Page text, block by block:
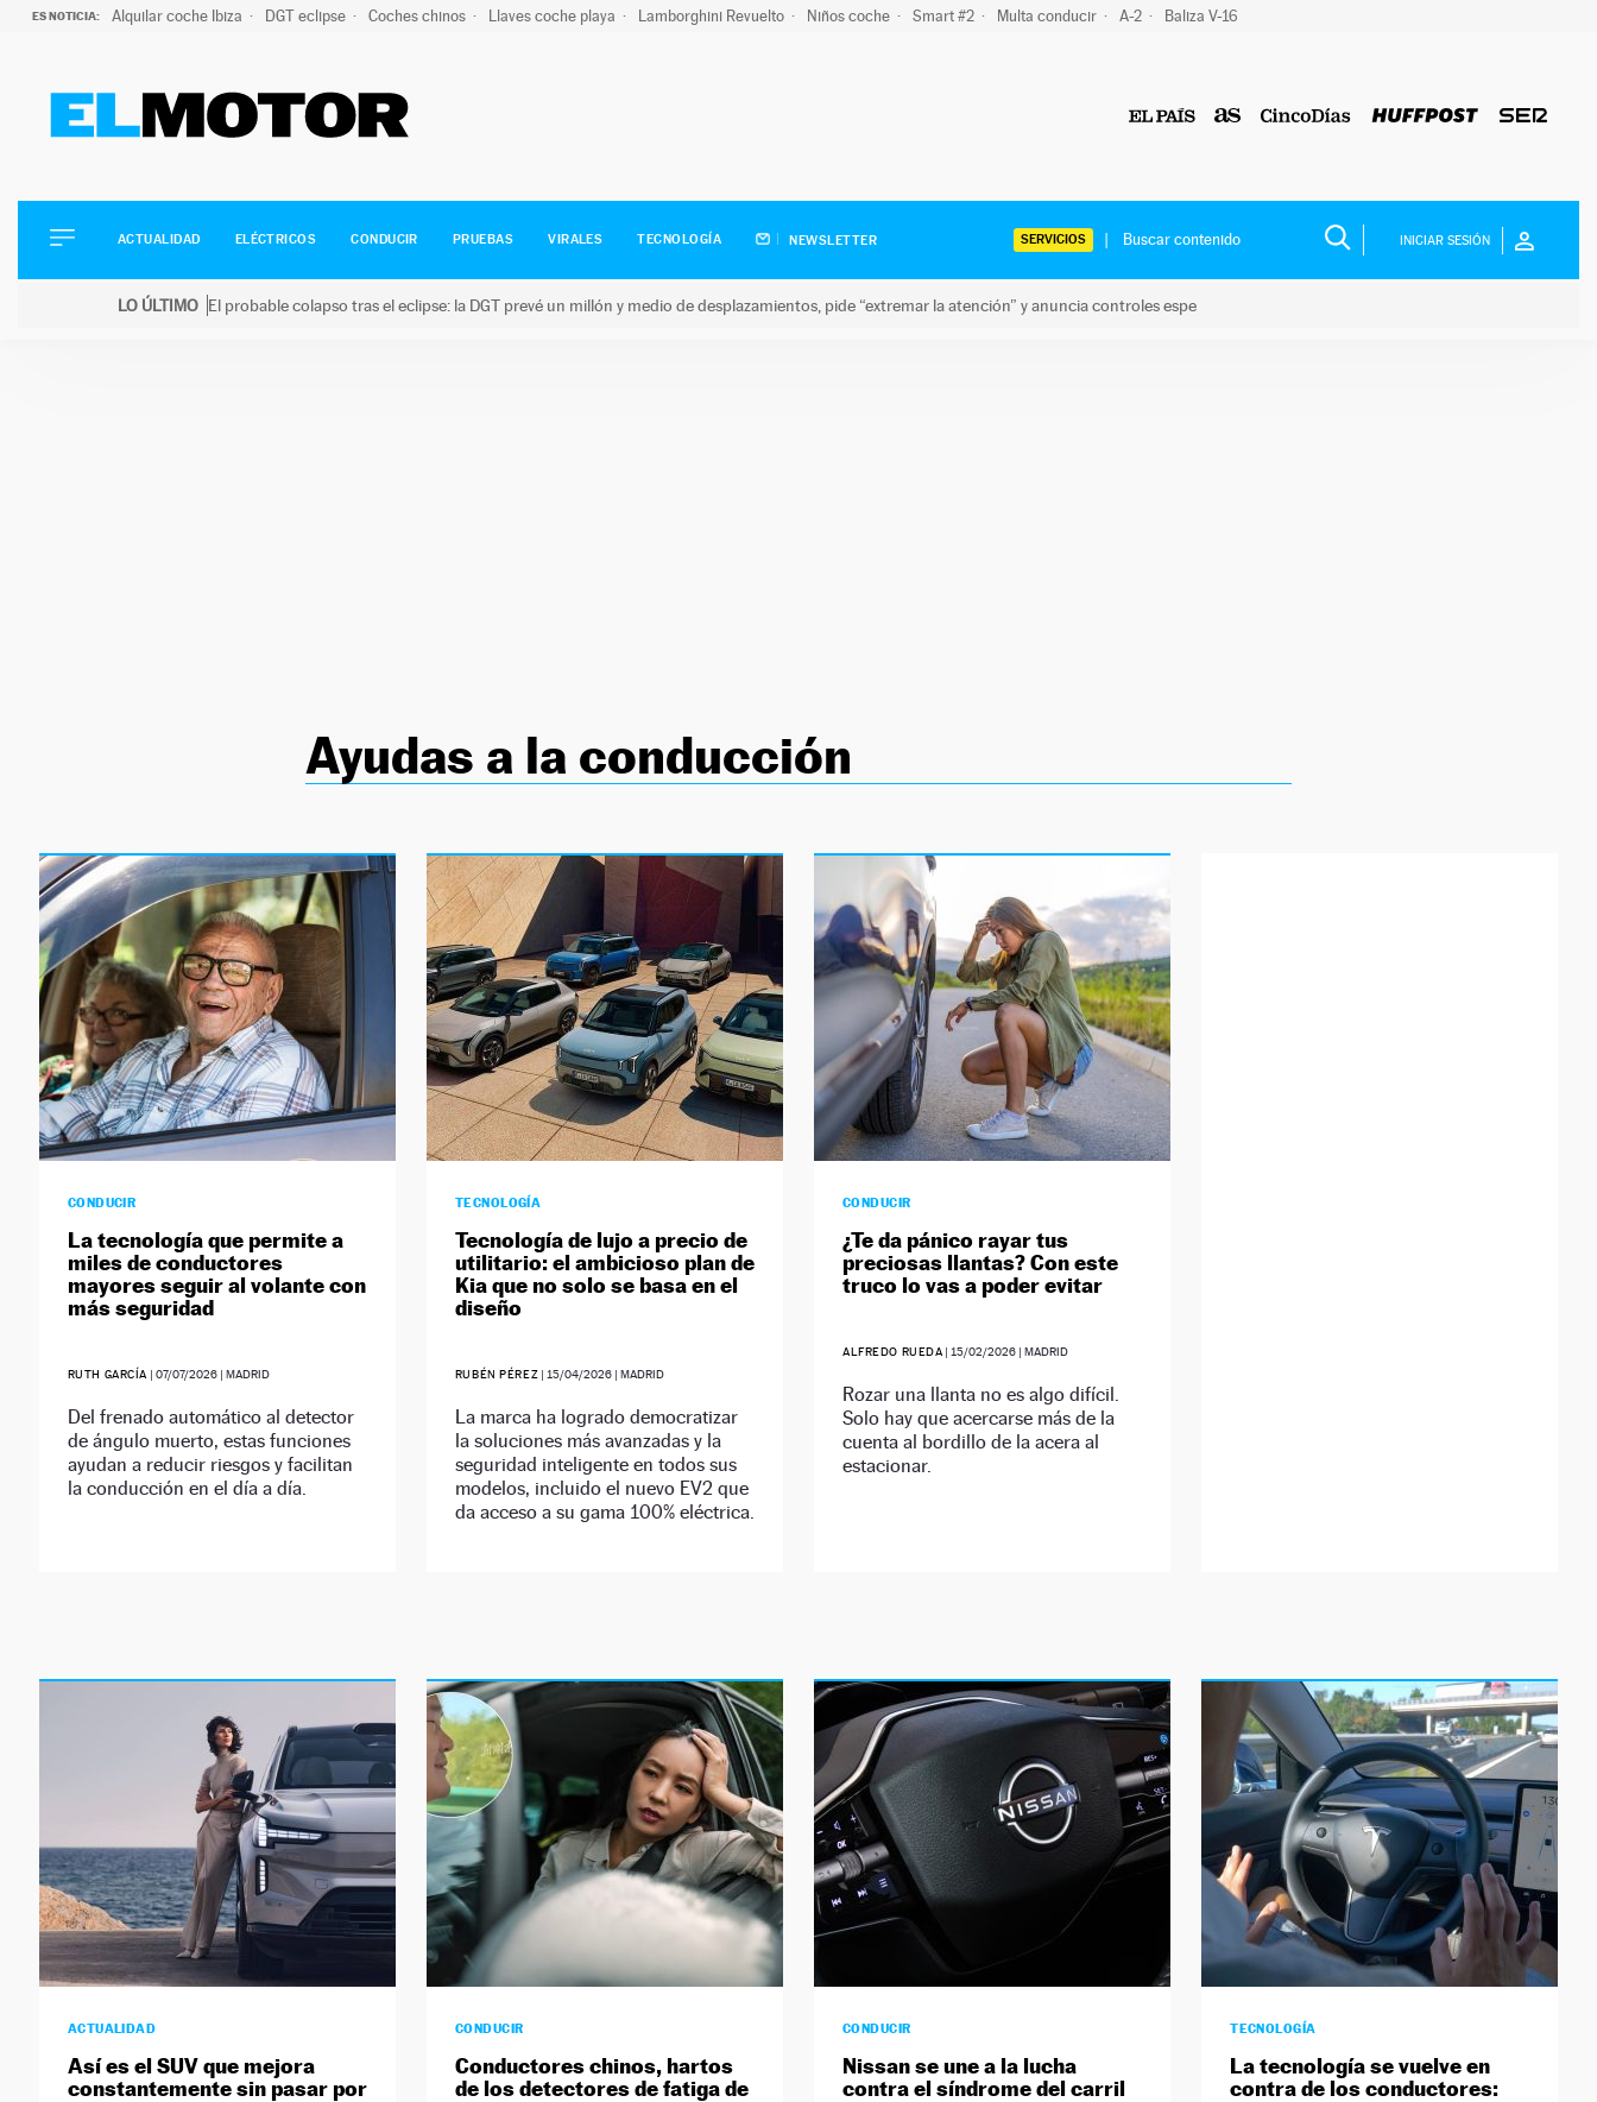
ES NOTICIA: Alquilar coche Ibiza DGT eclipse Coches chinos Llaves coche playa Lamborghini Revuelto Niños coche Smart #2 Multa conducir A-2 Baliza V-16
ELÉCTRICOS
CONDUCIR
ACTUALIDAD ELÉCTRICOS CONDUCIR PRUEBAS VIRALES TECNOLOGÍA NEWSLETTER SERVICIOS INICIAR SESIÓN
LO ÚLTIMO El probable colapso tras el eclipse: la DGT prevé un millón y medio de desplazamientos, pide “extremar la atención” y anuncia controles espe
Ayudas a la conducción
CONDUCIR
La tecnología que permite a
miles de conductores
mayores seguir al volante con
más seguridad
RUTH GARCÍA |07/07/2026 | MADRID
Del frenado automático al detector
de ángulo muerto, estas funciones
ayudan a reducir riesgos y facilitan
la conducción en el día a día.
TECNOLOGÍA
Tecnología de lujo a precio de
utilitario: el ambicioso plan de
Kia que no solo se basa en el
diseño
RUBÉN PÉREZ | 15/04/2026 | MADRID
La marca ha logrado democratizar
la soluciones más avanzadas y la
seguridad inteligente en todos sus
modelos, incluido el nuevo EV2 que
da acceso a su gama 100% eléctrica.
CONDUCIR
¿Te da pánico rayar tus
preciosas llantas? Con este
truco lo vas a poder evitar
ALFREDO RUEDA | 15/02/2026 | MADRID
Rozar una llanta no es algo difícil.
Solo hay que acercarse más de la
cuenta al bordillo de la acera al
estacionar.
ACTUALIDAD
Así es el SUV que mejora
constantemente sin pasar por
CONDUCIR
Conductores chinos, hartos
de los detectores de fatiga de
CONDUCIR
Nissan se une a la lucha
contra el síndrome del carril
TECNOLOGÍA
La tecnología se vuelve en
contra de los conductores: